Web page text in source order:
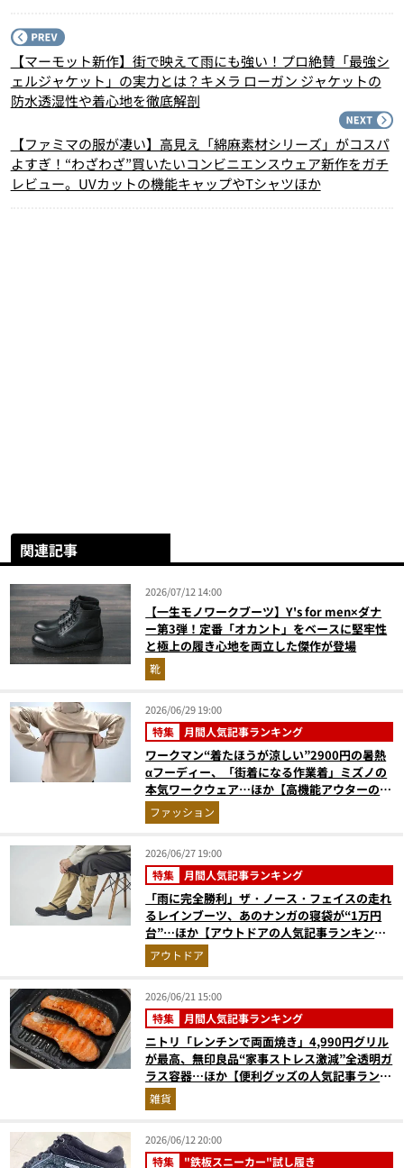
【マーモット新作】街で映えて雨にも強い！プロ絶賛「最強シ
ェルジャケット」の実力とは？キメラ ローガン ジャケットの
防水透湿性や着心地を徹底解剖
【ファミマの服が凄い】高見え「綿麻素材シリーズ」がコスパ
よすぎ！“わざわざ”買いたいコンビニエンスウェア新作をガチ
レビュー。UVカットの機能キャップやTシャツほか
関連記事
2026/07/12 14:00
【一生モノワークブーツ】Y's for men×ダナ
ー第3弾！定番「オカント」をベースに堅牢性
と極上の履き心地を両立した傑作が登場
靴
2026/06/29 19:00
特集 月間人気記事ランキング
ワークマン“着たほうが涼しい”2900円の暑熱
αフーディー、「街着になる作業着」ミズノの
本気ワークウェア…ほか【高機能アウターの人
気記事ランキングベスト3】（2026年5月版）
ファッション
2026/06/27 19:00
特集 月間人気記事ランキング
「雨に完全勝利」ザ・ノース・フェイスの走れ
るレインブーツ、あのナンガの寝袋が“1万円
台”…ほか【アウトドアの人気記事ランキング
ベスト3】（2026年5月版）
アウトドア
2026/06/21 15:00
特集 月間人気記事ランキング
ニトリ「レンチンで両面焼き」4,990円グリル
が最高、無印良品“家事ストレス激減”全透明ガ
ラス容器…ほか【便利グッズの人気記事ランキ
ングベスト3】（2026年5月版）
雑貨
2026/06/12 20:00
特集 "鉄板スニーカー"試し履き